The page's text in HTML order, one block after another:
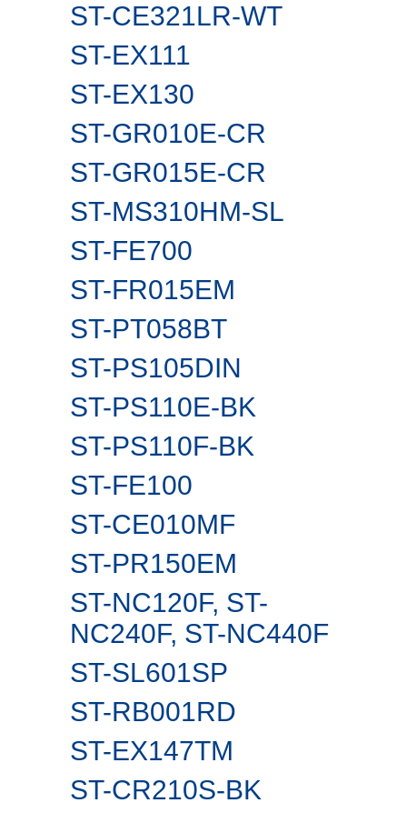
ST-CE321LR-WT
ST-EX111
ST-EX130
ST-GR010E-CR
ST-GR015E-CR
ST-MS310HM-SL
ST-FE700
ST-FR015EM
ST-PT058BT
ST-PS105DIN
ST-PS110E-BK
ST-PS110F-BK
ST-FE100
ST-CE010MF
ST-PR150EM
ST-NC120F, ST-
NC240F, ST-NC440F
ST-SL601SP
ST-RB001RD
ST-EX147TM
ST-CR210S-BK